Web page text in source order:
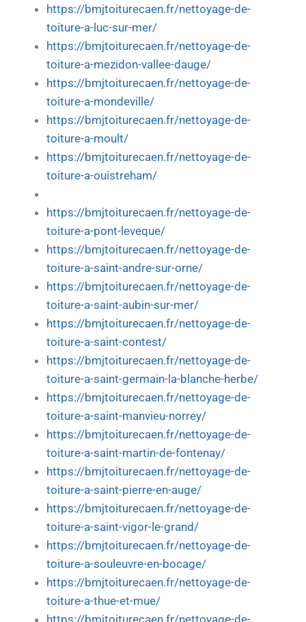
https://bmjtoiturecaen.fr/nettoyage-de-
toiture-a-luc-sur-mer/
https://bmjtoiturecaen.fr/nettoyage-de-
toiture-a-mezidon-vallee-dauge/
https://bmjtoiturecaen.fr/nettoyage-de-
toiture-a-mondeville/
https://bmjtoiturecaen.fr/nettoyage-de-
toiture-a-moult/
https://bmjtoiturecaen.fr/nettoyage-de-
toiture-a-ouistreham/
https://bmjtoiturecaen.fr/nettoyage-de-
toiture-a-pont-leveque/
https://bmjtoiturecaen.fr/nettoyage-de-
toiture-a-saint-andre-sur-orne/
https://bmjtoiturecaen.fr/nettoyage-de-
toiture-a-saint-aubin-sur-mer/
https://bmjtoiturecaen.fr/nettoyage-de-
toiture-a-saint-contest/
https://bmjtoiturecaen.fr/nettoyage-de-
toiture-a-saint-germain-la-blanche-herbe/
https://bmjtoiturecaen.fr/nettoyage-de-
toiture-a-saint-manvieu-norrey/
https://bmjtoiturecaen.fr/nettoyage-de-
toiture-a-saint-martin-de-fontenay/
https://bmjtoiturecaen.fr/nettoyage-de-
toiture-a-saint-pierre-en-auge/
https://bmjtoiturecaen.fr/nettoyage-de-
toiture-a-saint-vigor-le-grand/
https://bmjtoiturecaen.fr/nettoyage-de-
toiture-a-souleuvre-en-bocage/
https://bmjtoiturecaen.fr/nettoyage-de-
toiture-a-thue-et-mue/
https://bmjtoiturecaen.fr/nettoyage-de-